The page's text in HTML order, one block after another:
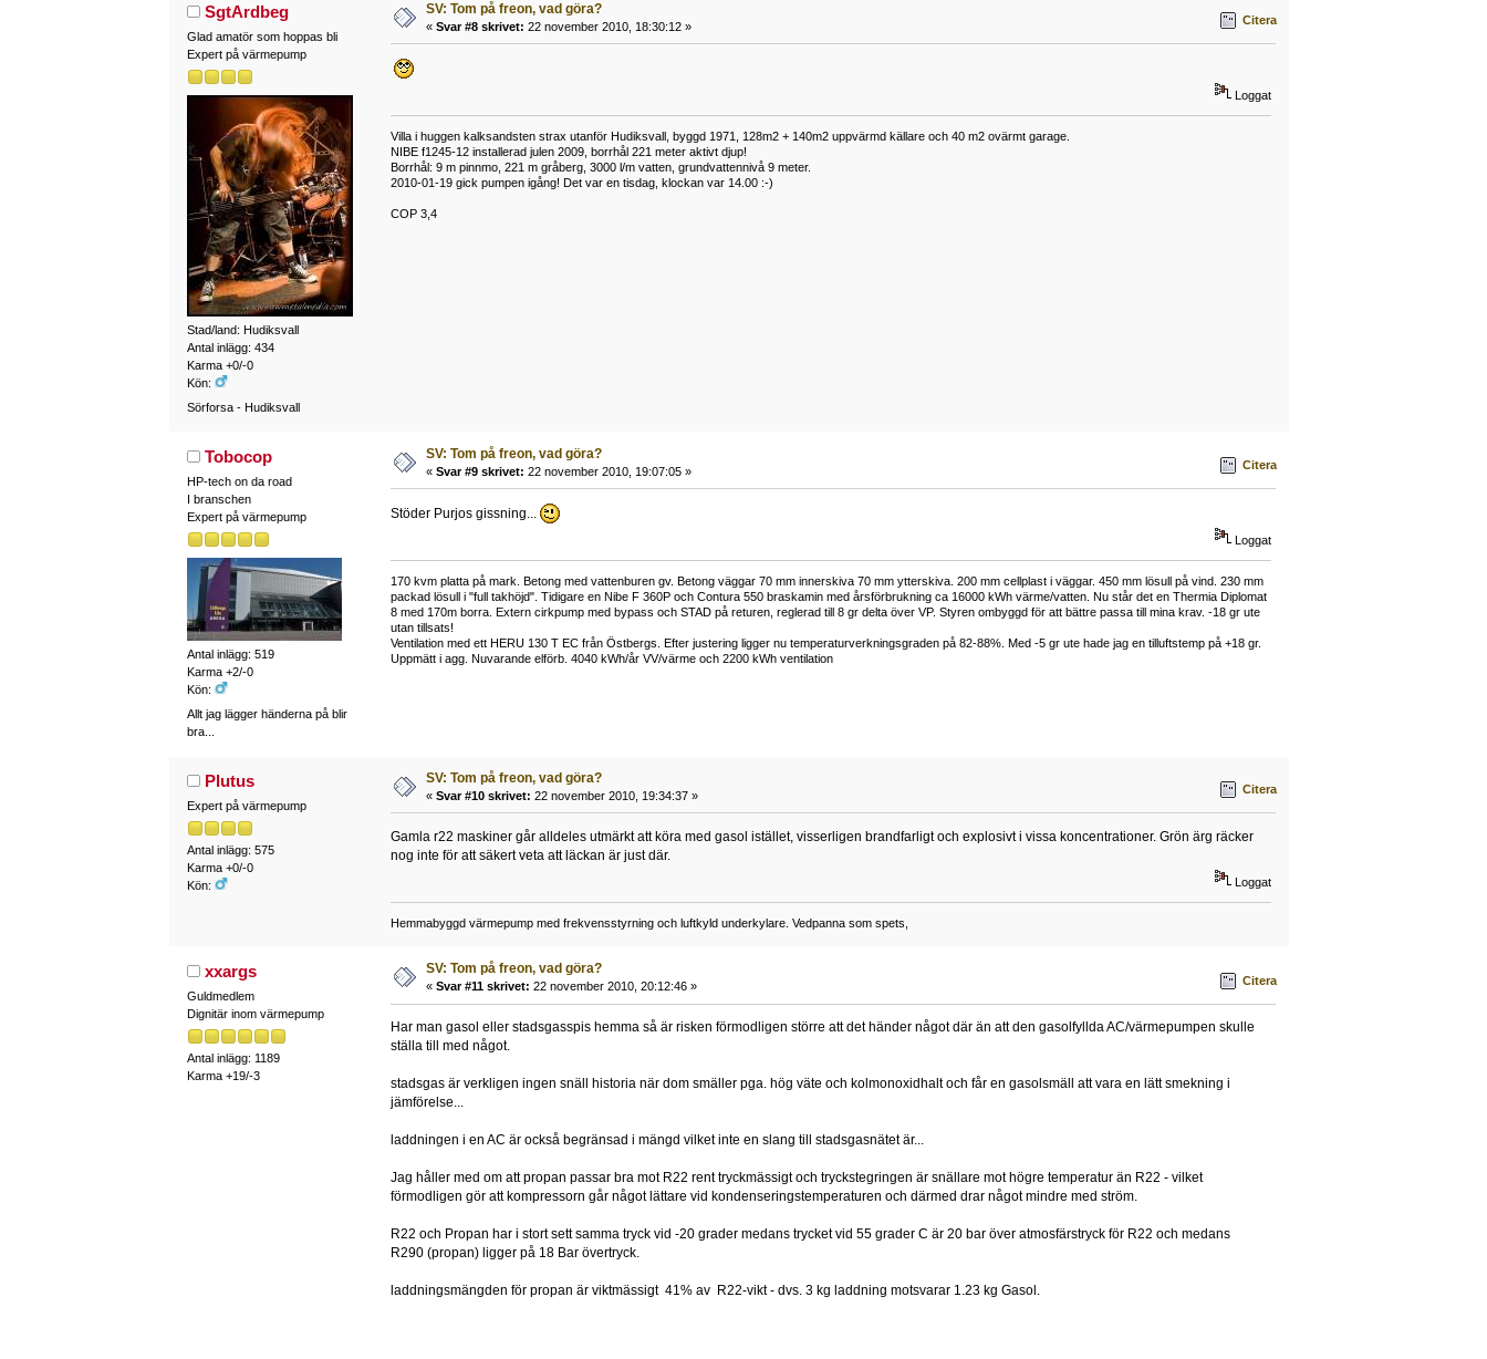
SgtArdbeg
Glad amatör som hoppas bli
Expert på värmepump
Stad/land: Hudiksvall
Antal inlägg: 434
Karma +0/-0
Kön:
Sörforsa - Hudiksvall
SV: Tom på freon, vad göra?
« Svar #8 skrivet: 22 november 2010, 18:30:12 » Citera
Loggat
Villa i huggen kalksandsten strax utanför Hudiksvall, byggd 1971, 128m2 + 140m2 uppvärmd källare och 40 m2 ovärmt garage.
NIBE f1245-12 installerad julen 2009, borrhål 221 meter aktivt djup!
Borrhål: 9 m pinnmo, 221 m gråberg, 3000 l/m vatten, grundvattennivå 9 meter.
2010-01-19 gick pumpen igång! Det var en tisdag, klockan var 14.00 :-)
COP 3,4
Tobocop
HP-tech on da road
I branschen
Expert på värmepump
Antal inlägg: 519
Karma +2/-0
Kön:
Allt jag lägger händerna på blir
bra...
SV: Tom på freon, vad göra?
« Svar #9 skrivet: 22 november 2010, 19:07:05 » Citera
Stöder Purjos gissning...
Loggat
170 kvm platta på mark. Betong med vattenburen gv. Betong väggar 70 mm innerskiva 70 mm ytterskiva. 200 mm cellplast i väggar. 450 mm lösull på vind. 230 mm
packad lösull i "full takhöjd". Tidigare en Nibe F 360P och Contura 550 braskamin med årsförbrukning ca 16000 kWh värme/vatten. Nu står det en Thermia Diplomat
8 med 170m borra. Extern cirkpump med bypass och STAD på returen, reglerad till 8 gr delta över VP. Styren ombyggd för att bättre passa till mina krav. -18 gr ute
utan tillsats!
Ventilation med ett HERU 130 T EC från Östbergs. Efter justering ligger nu temperaturverkningsgraden på 82-88%. Med -5 gr ute hade jag en tilluftstemp på +18 gr.
Uppmätt i agg. Nuvarande elförb. 4040 kWh/år VV/värme och 2200 kWh ventilation
Plutus
Expert på värmepump
Antal inlägg: 575
Karma +0/-0
Kön:
SV: Tom på freon, vad göra?
« Svar #10 skrivet: 22 november 2010, 19:34:37 » Citera
Gamla r22 maskiner går alldeles utmärkt att köra med gasol istället, visserligen brandfarligt och explosivt i vissa koncentrationer. Grön ärg räcker
nog inte för att säkert veta att läckan är just där.
Loggat
Hemmabyggd värmepump med frekvensstyrning och luftkyld underkylare. Vedpanna som spets,
xxargs
Guldmedlem
Dignitär inom värmepump
Antal inlägg: 1189
Karma +19/-3
SV: Tom på freon, vad göra?
« Svar #11 skrivet: 22 november 2010, 20:12:46 » Citera
Har man gasol eller stadsgasspis hemma så är risken förmodligen större att det händer något där än att den gasolfyllda AC/värmepumpen skulle
ställa till med något.
stadsgas är verkligen ingen snäll historia när dom smäller pga. hög väte och kolmonoxidhalt och får en gasolsmäll att vara en lätt smekning i
jämförelse...
laddningen i en AC är också begränsad i mängd vilket inte en slang till stadsgasnätet är...
Jag håller med om att propan passar bra mot R22 rent tryckmässigt och tryckstegringen är snällare mot högre temperatur än R22 - vilket
förmodligen gör att kompressorn går något lättare vid kondenseringstemperaturen och därmed drar något mindre med ström.
R22 och Propan har i stort sett samma tryck vid -20 grader medans trycket vid 55 grader C är 20 bar över atmosfärstryck för R22 och medans
R290 (propan) ligger på 18 Bar övertryck.
laddningsmängden för propan är viktmässigt 41% av R22-vikt - dvs. 3 kg laddning motsvarar 1.23 kg Gasol.